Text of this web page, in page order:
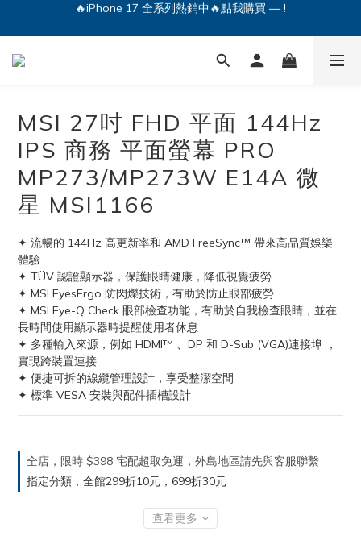
🔥iPhone 17 全系列熱銷中🔥點我購買 — !
💕加入Q哥 Line 新好友領優惠券！🎫
🔥iPhone 17 全系列熱銷中🔥點我購買 — !
MSI 27吋 FHD 平面 144Hz
IPS 商務 平面螢幕 PRO
MP273/MP273W E14A 微
星 MSI1166
✦ 流暢的 144Hz 高更新率和 AMD FreeSync™ 帶來高品質娛樂
體驗
✦ TÜV 認證顯示器，保護眼睛健康，降低視覺疲勞
✦ MSI EyesErgo 防閃爍技術，有助於防止眼部疲勞
✦ MSI Eye-Q Check 眼部檢查功能，有助於自我檢查眼睛，並在
長時間使用顯示器時提醒使用者休息
✦ 多種輸入來源，例如 HDMI™ 、DP 和 D-Sub (VGA)連接埠 ，
實現跨裝置連接
✦ 便捷可拆的線纜管理設計，享受整潔空間
✦ 標準 VESA 安裝與配件插槽設計
全店，限時 $398 宅配超取免運，外島地區請先與客服聯繫
指定分類，全館299折10元，699折30元
查看更多